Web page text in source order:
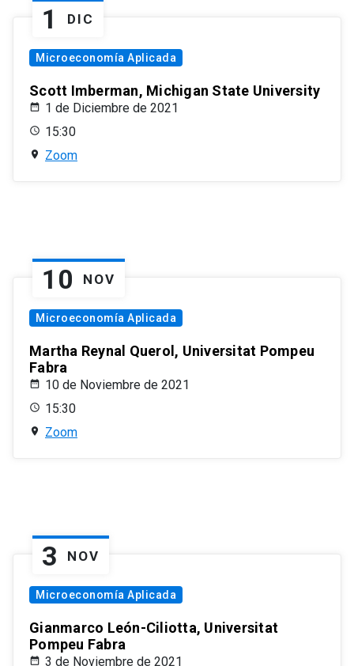
1 DIC
Microeconomía Aplicada
Scott Imberman, Michigan State University
1 de Diciembre de 2021
15:30
Zoom
10 NOV
Microeconomía Aplicada
Martha Reynal Querol, Universitat Pompeu
Fabra
10 de Noviembre de 2021
15:30
Zoom
3 NOV
Microeconomía Aplicada
Gianmarco León-Ciliotta, Universitat
Pompeu Fabra
3 de Noviembre de 2021